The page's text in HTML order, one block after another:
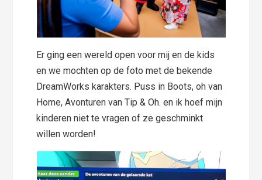
Er ging een wereld open voor mij en de kids
en we mochten op de foto met de bekende
DreamWorks karakters. Puss in Boots, oh van
Home, Avonturen van Tip & Oh. en ik hoef mijn
kinderen niet te vragen of ze geschminkt
willen worden!